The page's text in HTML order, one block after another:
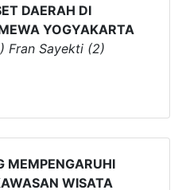
DAERAH DI
YOGYAKARTA
Fran Sayekti (2)
MEMPENGARUHI
WISATA